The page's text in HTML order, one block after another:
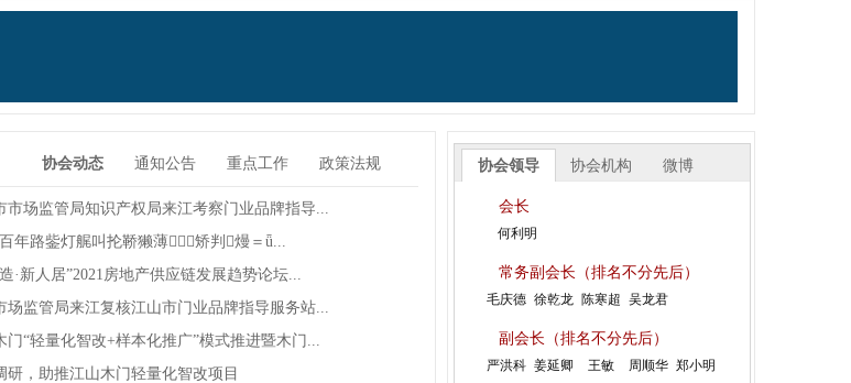
协会动态 通知公告 重点工作 政策法规
市场监管局知识产权局来江考察门业品牌指导...
年路鈭灯艉叫抡鞒獭薄矫判熳＝ǖ...
·新人居”2021房地产供应链发展趋势论坛...
场监管局来江复核江山市门业品牌指导服务站...
门“轻量化智改+样本化推广”模式推进暨木门...
研，助推江山木门轻量化智改项目
协会领导 协会机构 微博
会长
何利明
常务副会长（排名不分先后）
毛庆德 徐乾龙 陈寒超 吴龙君
副会长（排名不分先后）
严洪科 姜延卿 王敏 周顺华 郑小明
江山多美歌门业装饰有限公司
恭祝协会常务副会长单位浙江金凯门业有限责任公司创...
浙江金诚消防科技有限公司
杭州顺南兴木工机械有限公司江山营业部
江山市盼森门业有限公司
浙江典尚门业有限公司
江山千禧门业有限公司
江山金纳福门业有限公司
浙江圣凯斯家居有限公司